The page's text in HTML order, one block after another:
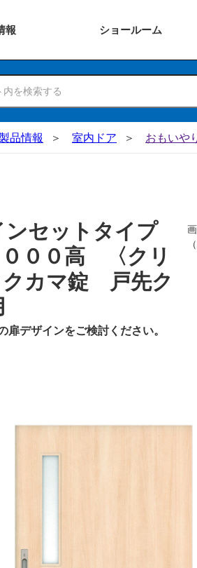
報 ショールーム
品情報 室内ドア おもいや
セットタイプ
００高 〈クリ
カマ錠 戸先ク
デザインをご検討ください。